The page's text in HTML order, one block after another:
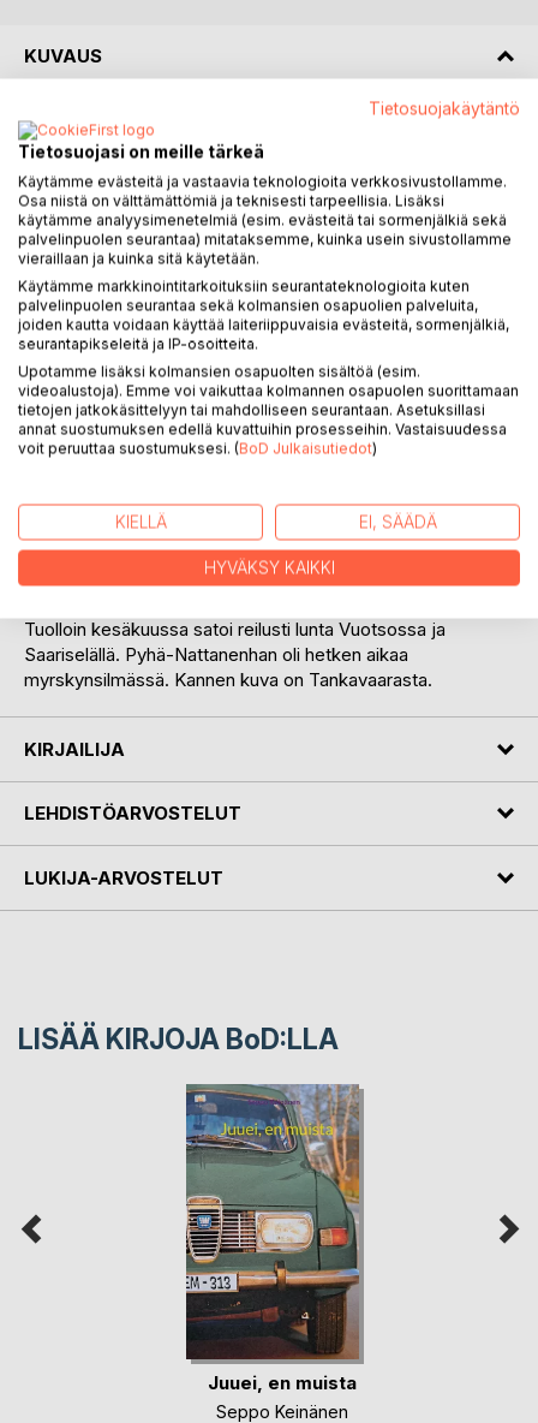
KUVAUS
Keilaremmi tuskailee pitkään kestäneiden arkisten huolien ja
henkilökohtaisten murheiden parissa. Timppa on työtön ja
alkoholi maistuu. Kalea painaa avioero ja oma hankala
luonne. Handella on avio-ongelmien lisäksi menossa akuutti
työkriisi. Mutta synkkyyteen ei haluta vaipua. Yhteisesti
päätetään ottaa etäisyyttä ongelmiin lähtemällä reissuun
kohti Lappia. Matkaa tehtäisiin avoimin mielin, jaloa
kiireettömyyden periaatetta noudattaen ja vanhimman
nelostien reittiä seuraten. Reitin varrella sattuu ja tapahtuu.
Koukkauksia tehdään tärkeisiin ja vähemmän tärkeisiin
paikkoihin, yövytään erikoisissa paikoissa ja tavataan
ihmisiä, varsinaisia persoonia.
Kyseessä on jokseenkin hulvaton road trip-tarina, Mikä on
totta, mikä ei? Osa saattaa olla keilaremmin kaverusten
keilaremmin käyttämä vanhan nelostien reitti, Hande sen
matkaa edeltävänä yönä lainakarttoihinsa suunnitteli. Tarinan
sankarihautausmaat ovat myös totta. Ne sijaitsevat
täsmälleen niillä paikkakunnilla, missä keilaremmi Kalen
Tuolloin kesäkuussa satoi reilusti lunta Vuotsossa ja
Saariselällä. Pyhä-Nattanenhan oli hetken aikaa
myrskynsilmässä. Kannen kuva on Tankavaarasta.
KIRJAILIJA
LEHDISTÖARVOSTELUT
LUKIJA-ARVOSTELUT
LISÄÄ KIRJOJA BoD:LLA
Juuei, en muista
Seppo Keinänen
Tietosuojakäytäntö
Tietosuojasi on meille tärkeä
Käytämme evästeitä ja vastaavia teknologioita verkkosivustollamme.
Osa niistä on välttämättömiä ja teknisesti tarpeellisia. Lisäksi
käytämme analyysimenetelmiä (esim. evästeitä tai sormenjälkiä sekä
palvelinpuolen seurantaa) mitataksemme, kuinka usein sivustollamme
vieraillaan ja kuinka sitä käytetään.
Käytämme markkinointitarkoituksiin seurantateknologioita kuten
palvelinpuolen seurantaa sekä kolmansien osapuolien palveluita,
joiden kautta voidaan käyttää laiteriippuvaisia evästeitä, sormenjälkiä,
seurantapikseleitä ja IP-osoitteita.
Upotamme lisäksi kolmansien osapuolten sisältöä (esim.
videoalustoja). Emme voi vaikuttaa kolmannen osapuolen suorittamaan
tietojen jatkokäsittelyyn tai mahdolliseen seurantaan. Asetuksillasi
annat suostumuksen edellä kuvattuihin prosesseihin. Vastaisuudessa
voit peruuttaa suostumuksesi. (BoD Julkaisutiedot)
KIELLÄ EI, SÄÄDÄ
HYVÄKSY KAIKKI